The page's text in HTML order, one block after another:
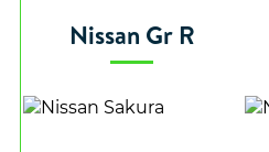
Nissan Gr R